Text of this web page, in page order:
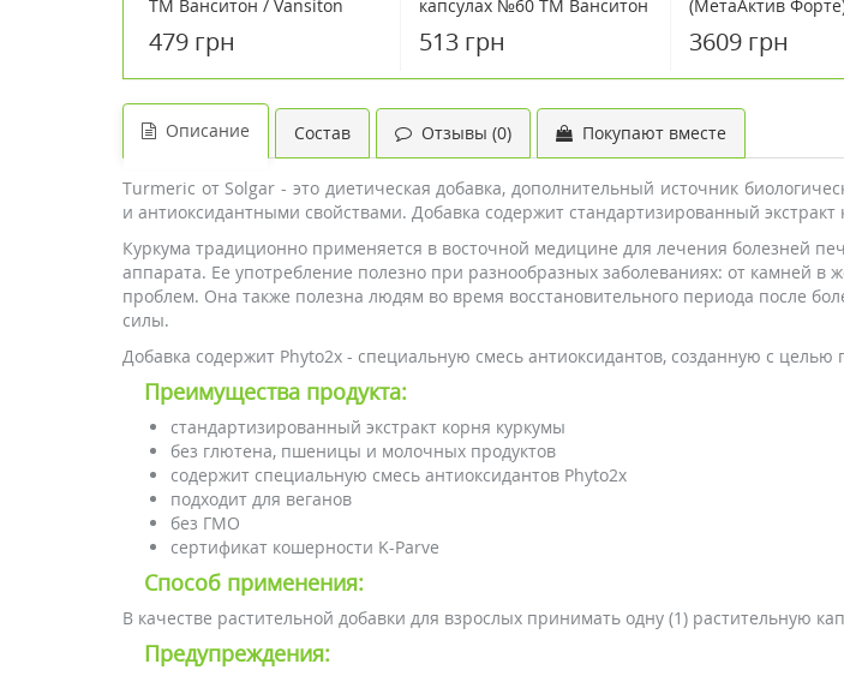
ТМ Ванситон / Vansiton
479 грн
капсулах №60 ТМ Ванситон
513 грн
(МетаАктив
(КуркуДин Форте)
3609 грн
Описание Состав Отзывы (0) Покупают вместе
Turmeric от Solgar - это диетическая добавка, дополнительный источник
и антиоксидантными свойствами. Добавка содержит стандартизированный
Куркума традиционно применяется в восточной медицине для лечения болезней
аппарата. Ее употребление полезно при разнообразных заболеваниях: от камней
проблем. Она также полезна людям во время восстановительного периода после
силы.
Добавка содержит Phyto2x - специальную смесь антиоксидантов, созданную с целью
Преимущества продукта:
стандартизированный экстракт корня куркумы
без глютена, пшеницы и молочных продуктов
содержит специальную смесь антиоксидантов Phyto2x
подходит для веганов
без ГМО
сертификат кошерности K-Parve
Способ применения:
В качестве растительной добавки для взрослых принимать одну (1) растительную
Предупреждения: